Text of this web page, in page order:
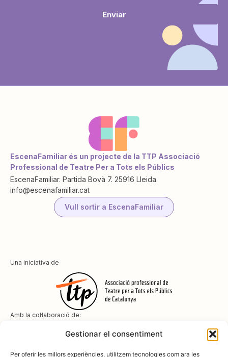
Gestionar el consentiment
Per oferir les millors experiències, utilitzem tecnologies com ara les
Enviar
EscenaFamiliar és un projecte de la TTP Associació
Professional de Teatre Per a Tots els Públics
EscenaFamiliar. Partida Bovà 7. 25916 Lleida.
info@escenafamiliar.cat
Vull sortir a EscenaFamiliar
Una iniciativa de
Amb la col·laboració de: